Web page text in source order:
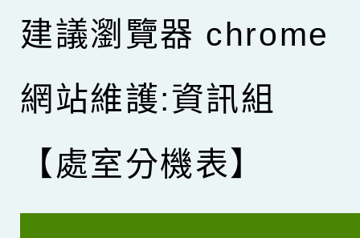
建議瀏覽器 chrome
網站維護:資訊組
【處室分機表】